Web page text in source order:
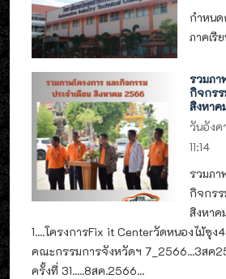
กำหนด
ภาคเรี
รวมภา
กิจกรร
สิงหา
วันอังค
11:14
รวมภา
กิจกรร
สิงหาค
1....โครงการFix it Centerวัดหนองไม้ซุง
คณะกรรมการจังหวัดฯ 7_2566...3สค
ครั้งที่ 31.....8สค.2566...